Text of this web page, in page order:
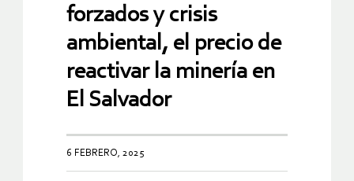
forzados y crisis
ambiental, el precio de
reactivar la minería en
El Salvador
6 FEBRERO, 2025